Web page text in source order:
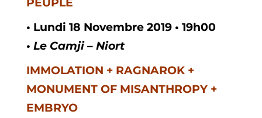
• Lundi 18 Novembre 2019 • 19h00
• Le Camji – Niort
IMMOLATION + RAGNAROK +
MONUMENT OF MISANTHROPY +
EMBRYO